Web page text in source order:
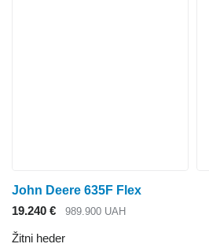
John Deere 635F Flex
19.240 €
989.900 UAH
Žitni heder